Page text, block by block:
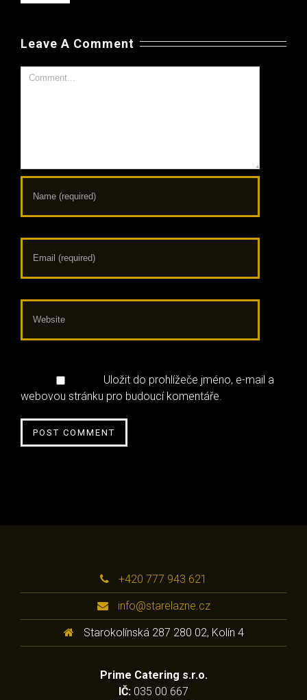
Leave A Comment
Comment
Uložit do prohlížeče jméno, e-mail a
webovou stránku pro budoucí komentáře.
+420 777 943 621
info@starelazne.cz
Starokolínská 287 280 02, Kolín 4
Prime Catering s.r.o.
IČ: 035 00 667